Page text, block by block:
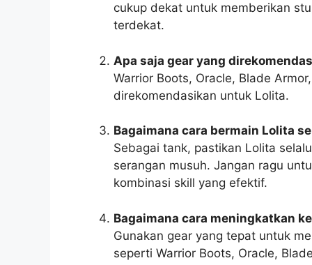
cukup dekat untuk memberikan
terdekat.
Apa saja gear yang
Warrior Boots, Oracle, Blade
direkomendasikan untuk Lolita.
Bagaimana cara bermain Lolita
Sebagai tank, pastikan Lolita
serangan musuh. Jangan ragu
kombinasi skill yang efektif.
Bagaimana cara meningkatkan
Gunakan gear yang tepat untuk
seperti Warrior Boots, Oracle,